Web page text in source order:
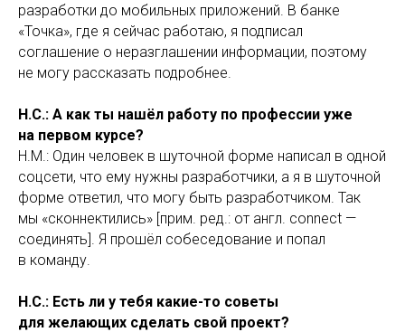
разработки до мобильных приложений. В банке
«Точка», где я сейчас работаю, я подписал
соглашение о неразглашении информации, поэтому
не могу рассказать подробнее.
Н.С.: А как ты нашёл работу по профессии уже
на первом курсе?
Н.М.: Один человек в шуточной форме написал в одной
соцсети, что ему нужны разработчики, а я в шуточной
форме ответил, что могу быть разработчиком. Так
мы «сконнектились» [прим. ред.: от англ. connect —
соединять]. Я прошёл собеседование и попал
в команду.
Н.С.: Есть ли у тебя какие-то советы
для желающих сделать свой проект?